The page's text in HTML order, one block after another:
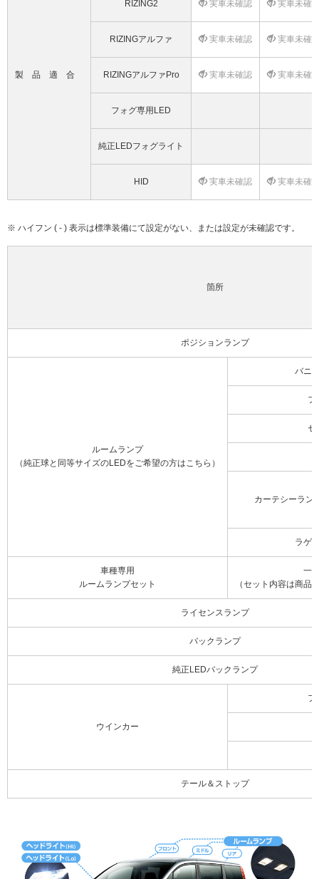
製品適合
RIZING2 実車未確認 実車未確
RIZINGアルファ 実車未確認 実車未確
RIZINGアルファPro 実車未確認 実車未確
フォグ専用LED
純正LEDフォグライト
HID 実車未確認 実車未確
※ ハイフン ( - ) 表示は標準装備にて設定がない、または設定が未確認です。
箇所
ポジションランプ
ルームランプ
（純正球と同等サイズのLEDをご希望の方はこちら）
バニ
フ
セ
カーテシーラン
ラゲ
車種専用
ルームランプセット
一
（セット内容は商品
ライセンスランプ
バックランプ
純正LEDバックランプ
ウインカー
フ
テール＆ストップ